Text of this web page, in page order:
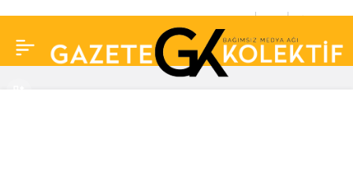
tacizi anlattı: O isim